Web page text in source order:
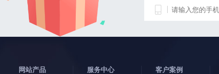
网站产品 服务中心 客户案例